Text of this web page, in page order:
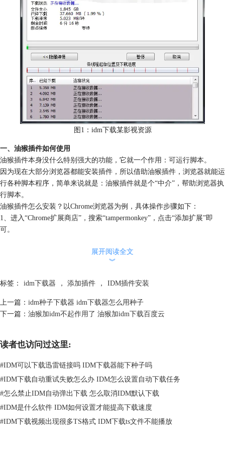
图1：idm下载某影视资源
一、油猴插件如何使用
油猴插件本身没什么特别强大的功能，它就一个作用：可运行脚本。
因为现在大部分浏览器都能安装插件，所以借助油猴插件，浏览器就能运
行各种脚本程序，简单来说就是：油猴插件就是个“中介”，帮助浏览器执
行脚本。
油猴插件怎么安装？以Chrome浏览器为例，具体操作步骤如下：
1、进入“Chrome扩展商店”，搜索“tampermonkey”，点击“添加扩展”即
可。
图2：下载油猴插件
文件夹”，会得到一个后缀为“.crx”的文件。
展开阅读全文
︾
标签： idm下载器 ， 添加插件 ， IDM插件安装
上一篇： idm种子下载器 idm下载器怎么用种子
下一篇： 油猴加idm不起作用了 油猴加idm下载百度云
读者也访问过这里:
#IDM可以下载迅雷链接吗 IDM下载器能下种子吗
#IDM下载自动重试失败怎么办 IDM怎么设置自动下载任务
#怎么禁止IDM自动弹出下载 怎么取消IDM默认下载
#IDM是什么软件 IDM如何设置才能提高下载速度
#IDM下载视频出现很多TS格式 IDM下载ts文件不能播放